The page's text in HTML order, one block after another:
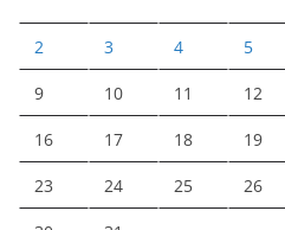
2 3 4 5
9 10 11 12
16 17 18 19
23 24 25 26